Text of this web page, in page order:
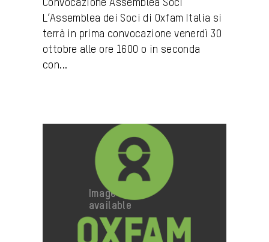
Convocazione Assemblea Soci
L’Assemblea dei Soci di Oxfam Italia si
terrà in prima convocazione venerdì 30
ottobre alle ore 1600 o in seconda
con...